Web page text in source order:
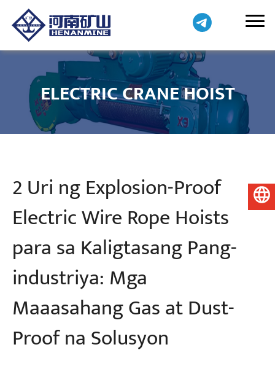
ELECTRIC CRANE HOIST
2 Uri ng Explosion-Proof
Electric Wire Rope Hoists
para sa Kaligtasang Pang-
industriya: Mga
Maaasahang Gas at Dust-
Proof na Solusyon
Pilipino